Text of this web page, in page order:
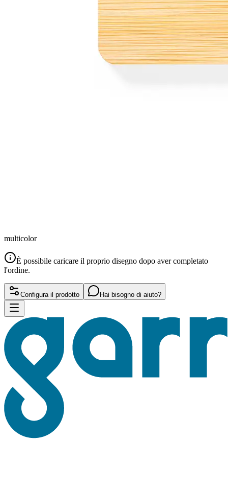
multicolor
È possibile caricare il proprio disegno dopo aver completato
l'ordine.
Configura il prodotto Hai bisogno di aiuto?